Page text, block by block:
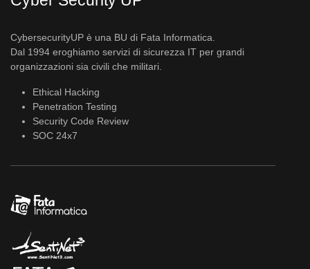
CybersecurityUP è una BU di Fata Informatica.
Dal 1994 eroghiamo servizi di sicurezza IT per grandi
organizzazioni sia civili che militari.
Ethical Hacking
Penetration Testing
Security Code Review
SOC 24x7